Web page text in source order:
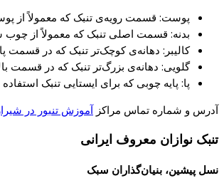
پوست: قسمت رویه‌ی تنبک که معمولاً از
بدنه: قسمت اصلی تنبک که معمولاً از
کالیبر: دهانه‌ی کوچک‌تر تنبک که در قسمت
گلویی: دهانه‌ی بزرگ‌تر تنبک که در قسمت
پا: پایه چوبی که برای ایستایی تنبک
آدرس و شماره تماس مراکزآموزش تنبور در
تنبک نوازان معروف ایرانی
نسل پیشین، بنیان‌گذاران سبک